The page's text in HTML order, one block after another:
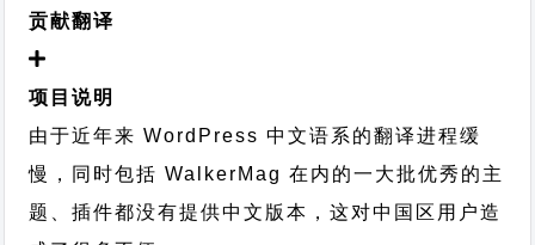
贡献翻译
项目说明
由于近年来 WordPress 中文语系的翻译进程缓
慢，同时包括 WalkerMag 在内的一大批优秀的主
题、插件都没有提供中文版本，这对中国区用户造